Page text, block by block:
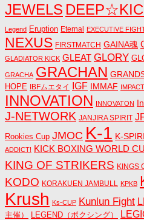
JEWELS
Legend Eruption Eternal EXECUTIVE
NEXUS FIRSTMATCH GAINA魂
GLADIATOR KICK GLEAT GLORY
GRACHA GRACHAN
HOPE IBFムエタイ IGF IMMAF IMPACT
INNOVATION INNOVATON
J-NETWORK JANJIRA SPIRIT
Rookies Cup JMOC K-1 K-
ADDICT! KICK BOXING WORLD
KING OF STRIKERS KINGS
KODO KORAKUEN JAMBULL KPKB
Krush Ks-CUP Kunlun Fight
主催）
LEGEND（ボクシング）